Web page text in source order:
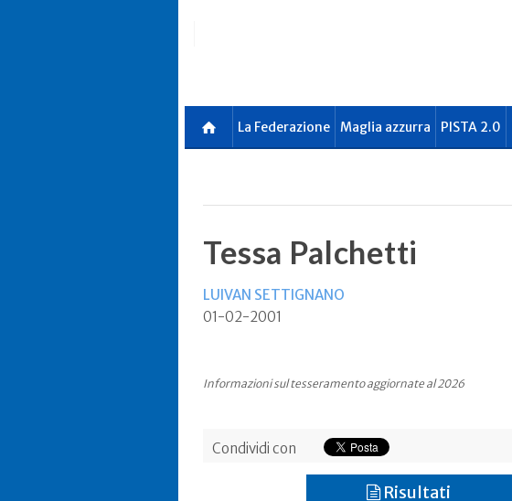
La Federazione Maglia azzurra PISTA 2.0
Tessa Palchetti
LUIVAN SETTIGNANO
01-02-2001
Informazioni sul tesseramento aggiornate al 2026
Condividi con
Risultati